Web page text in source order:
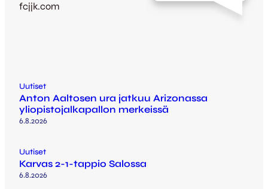
fcjjk.com
Uutiset
Anton Aaltosen ura jatkuu Arizonassa
yliopistojalkapallon merkeissä
6.8.2026
Uutiset
Karvas 2-1-tappio Salossa
6.8.2026